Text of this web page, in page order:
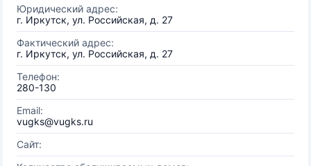
Юридический адрес:
г. Иркутск, ул. Российская, д. 27
Фактический адрес:
г. Иркутск, ул. Российская, д. 27
Телефон:
280-130
Email:
vugks@vugks.ru
Сайт: